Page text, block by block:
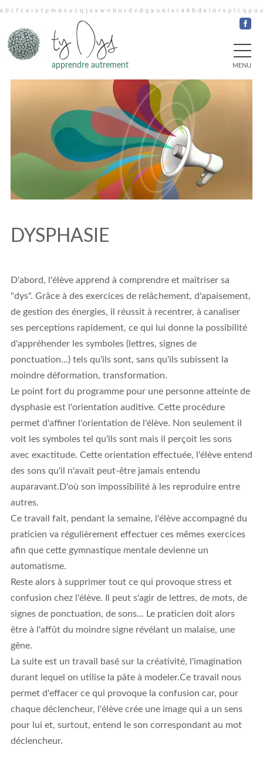
ty Dys
apprendre autrement MENU
DYSPHASIE
D'abord, l'élève apprend à comprendre et maîtriser sa
"dys". Grâce à des exercices de relâchement, d'apaisement,
de gestion des énergies, il réussit à recentrer, à canaliser
ses perceptions rapidement, ce qui lui donne la possibilité
d'appréhender les symboles (lettres, signes de
ponctuation...) tels qu'ils sont, sans qu'ils subissent la
moindre déformation, transformation.
Le point fort du programme pour une personne atteinte de
dysphasie est l'orientation auditive. Cette procédure
permet d'affiner l'orientation de l'élève. Non seulement il
voit les symboles tel qu'ils sont mais il perçoit les sons
avec exactitude. Cette orientation effectuée, l'élève entend
des sons qu'il n'avait peut-être jamais entendu
auparavant.D'où son impossibilité à les reproduire entre
autres.
Ce travail fait, pendant la semaine, l'élève accompagné du
praticien va régulièrement effectuer ces mêmes exercices
afin que cette gymnastique mentale devienne un
automatisme.
Reste alors à supprimer tout ce qui provoque stress et
confusion chez l'élève. Il peut s'agir de lettres, de mots, de
signes de ponctuation, de sons... Le praticien doit alors
être à l'affût du moindre signe révélant un malaise, une
gêne.
La suite est un travail basé sur la créativité, l'imagination
durant lequel on utilise la pâte à modeler.Ce travail nous
permet d'effacer ce qui provoque la confusion car, pour
chaque déclencheur, l'élève crée une image qui a un sens
pour lui et, surtout, entend le son correspondant au mot
déclencheur.